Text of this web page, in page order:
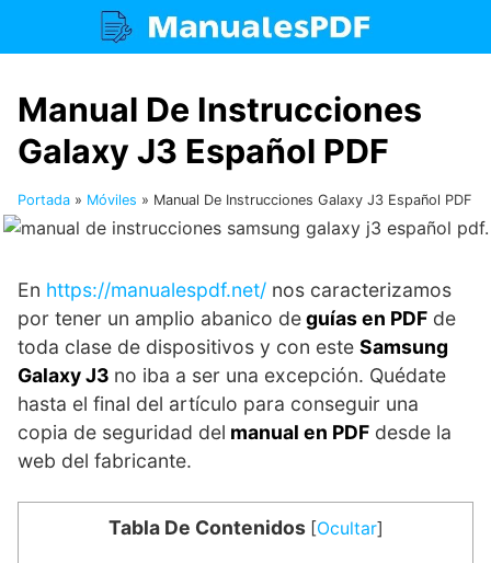
Manual De Instrucciones
Galaxy J3 Español PDF
Portada » Móviles » Manual De Instrucciones Galaxy J3 Español PDF
En https://manualespdf.net/ nos caracterizamos
por tener un amplio abanico deguías en PDF de
toda clase de dispositivos y con este Samsung
Galaxy J3 no iba a ser una excepción. Quédate
hasta el final del artículo para conseguir una
copia de seguridad del manual en PDF desde la
web del fabricante.
Tabla De Contenidos [Ocultar]